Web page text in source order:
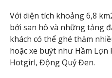
Với diện tích khoảng 6,8
bởi san hô và những tảng
khách có thể ghé thăm
hoặc xe buýt như Hầm
Hotgirl, Động Quỷ Đen.